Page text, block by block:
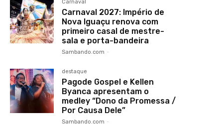
Carnaval
Carnaval 2027: Império de
Nova Iguaçu renova com
primeiro casal de mestre-
sala e porta-bandeira
Sambando.com -
destaque
Pagode Gospel e Kellen
Byanca apresentam o
medley “Dono da Promessa /
Por Causa Dele”
Sambando.com -